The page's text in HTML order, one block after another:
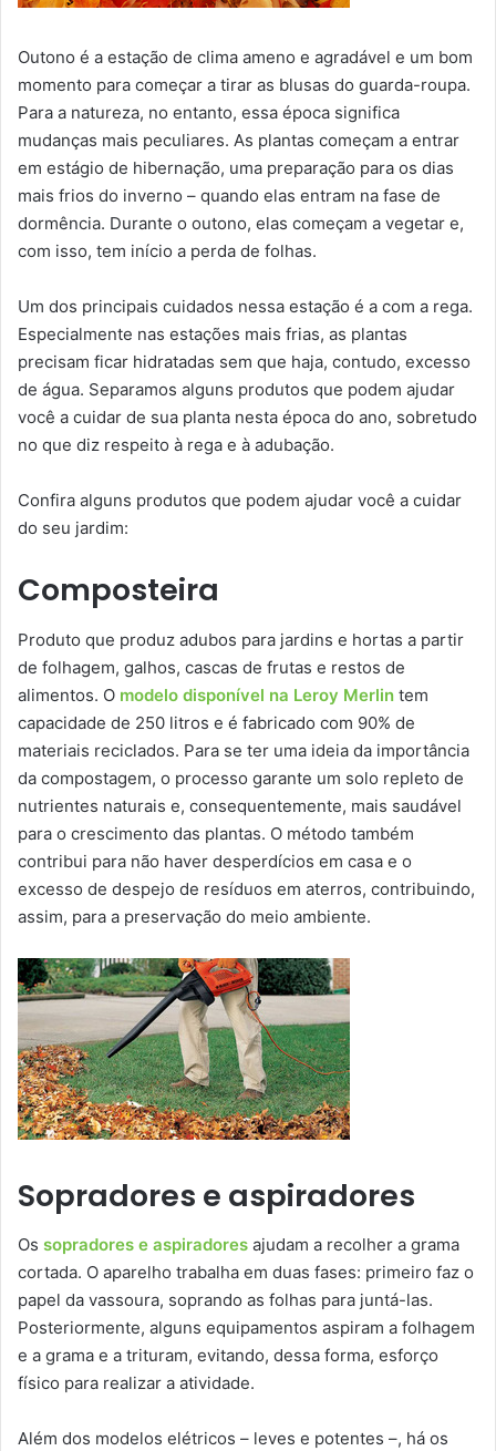
Outono é a estação de clima ameno e agradável e um bom
momento para começar a tirar as blusas do guarda-roupa.
Para a natureza, no entanto, essa época significa
mudanças mais peculiares. As plantas começam a entrar
em estágio de hibernação, uma preparação para os dias
mais frios do inverno – quando elas entram na fase de
dormência. Durante o outono, elas começam a vegetar e,
com isso, tem início a perda de folhas.
Um dos principais cuidados nessa estação é a com a rega.
Especialmente nas estações mais frias, as plantas
precisam ficar hidratadas sem que haja, contudo, excesso
de água. Separamos alguns produtos que podem ajudar
você a cuidar de sua planta nesta época do ano, sobretudo
no que diz respeito à rega e à adubação.
Confira alguns produtos que podem ajudar você a cuidar
do seu jardim:
Composteira
Produto que produz adubos para jardins e hortas a partir
de folhagem, galhos, cascas de frutas e restos de
alimentos. O modelo disponível na Leroy Merlin tem
capacidade de 250 litros e é fabricado com 90% de
materiais reciclados. Para se ter uma ideia da importância
da compostagem, o processo garante um solo repleto de
nutrientes naturais e, consequentemente, mais saudável
para o crescimento das plantas. O método também
contribui para não haver desperdícios em casa e o
excesso de despejo de resíduos em aterros, contribuindo,
assim, para a preservação do meio ambiente.
Sopradores e aspiradores
Os sopradores e aspiradores ajudam a recolher a grama
cortada. O aparelho trabalha em duas fases: primeiro faz o
papel da vassoura, soprando as folhas para juntá-las.
Posteriormente, alguns equipamentos aspiram a folhagem
e a grama e a trituram, evitando, dessa forma, esforço
físico para realizar a atividade.
Além dos modelos elétricos – leves e potentes –, há os